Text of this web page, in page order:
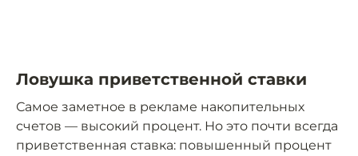
Ловушка приветственной ставки
Самое заметное в рекламе накопительных
счетов — высокий процент. Но это почти всегда
приветственная ставка: повышенный процент